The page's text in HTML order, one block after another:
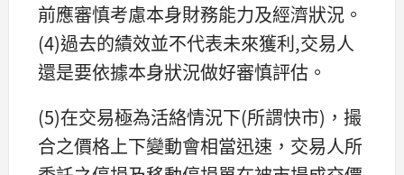
前應審慎考慮本身財務能力及經濟狀況。
(4)過去的績效並不代表未來獲利,交易人
還是要依據本身狀況做好審慎評估。
(5)在交易極為活絡情況下(所謂快市)，撮
合之價格上下變動會相當迅速，交易人所